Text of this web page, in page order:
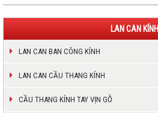
LAN CAN KÍNH
LAN CAN BAN CÔNG KÍNH
LAN CAN CẦU THANG KÍNH
CẦU THANG KÍNH TAY VỊN GỖ